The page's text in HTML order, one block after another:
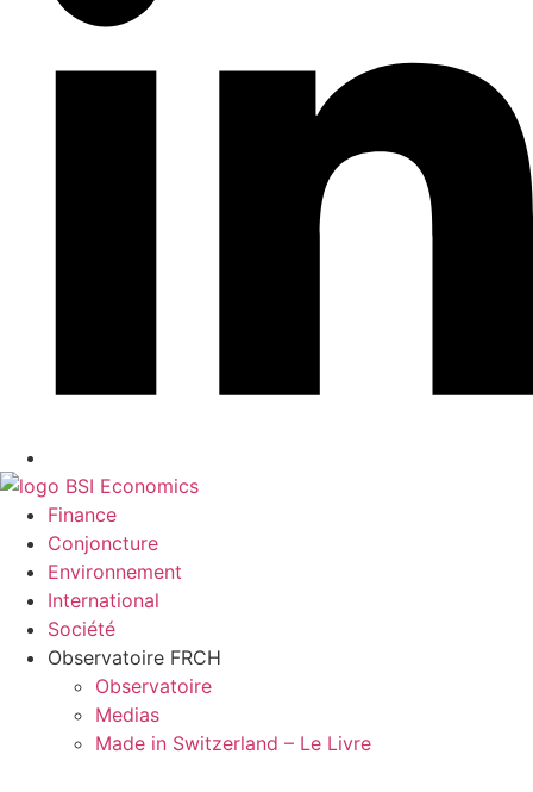
Finance
Conjoncture
Environnement
International
Société
Observatoire FRCH
Observatoire
Medias
Made in Switzerland – Le Livre